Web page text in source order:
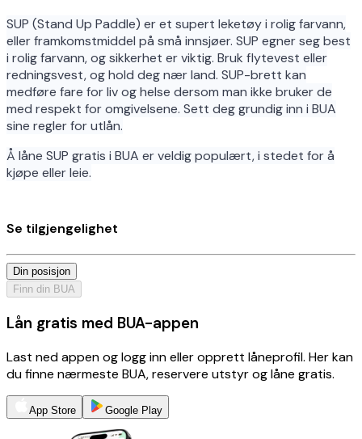
SUP (Stand Up Paddle) er et supert leketøy i rolig farvann,
eller framkomstmiddel på små innsjøer. SUP egner seg best
i rolig farvann, og sikkerhet er viktig. Bruk flytevest eller
redningsvest, og hold deg nær land. SUP-brett kan
medføre fare for liv og helse dersom man ikke bruker de
med respekt for omgivelsene. Sett deg grundig inn i BUA
sine regler for utlån.
Å låne SUP gratis i BUA er veldig populært, i stedet for å
kjøpe eller leie.
Se tilgjengelighet
Din posisjon
Finn din BUA
Lån gratis med BUA-appen
Last ned appen og logg inn eller opprett låneprofil. Her kan
du finne nærmeste BUA, reservere utstyr og låne gratis.
App Store Google Play